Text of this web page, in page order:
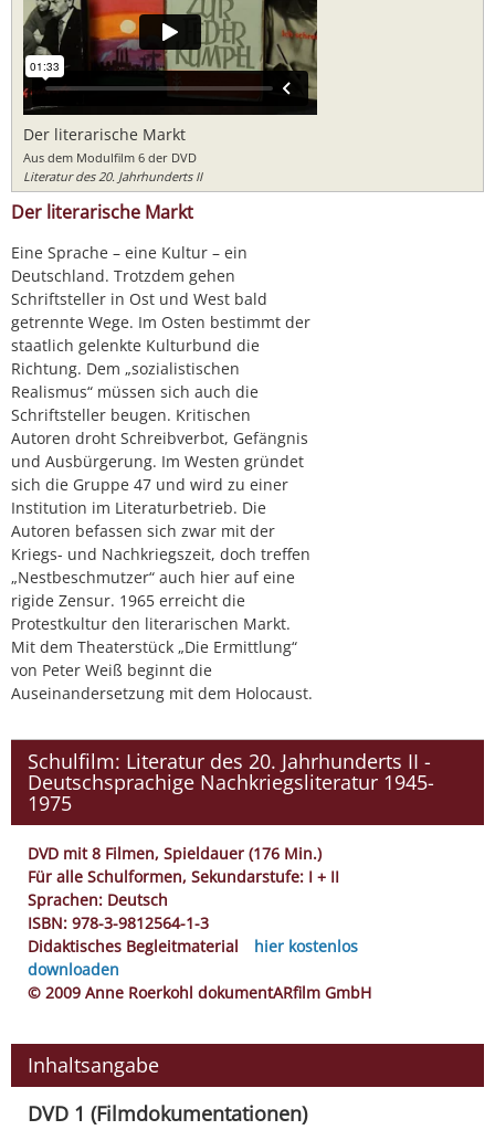
Der literarische Markt
Aus dem Modulfilm 6 der DVD
Literatur des 20. Jahrhunderts II
Der literarische Markt
Eine Sprache – eine Kultur – ein
Deutschland. Trotzdem gehen
Schriftsteller in Ost und West bald
getrennte Wege. Im Osten bestimmt der
staatlich gelenkte Kulturbund die
Richtung. Dem „sozialistischen
Realismus“ müssen sich auch die
Schriftsteller beugen. Kritischen
Autoren droht Schreibverbot, Gefängnis
und Ausbürgerung. Im Westen gründet
sich die Gruppe 47 und wird zu einer
Institution im Literaturbetrieb. Die
Autoren befassen sich zwar mit der
Kriegs- und Nachkriegszeit, doch treffen
„Nestbeschmutzer“ auch hier auf eine
rigide Zensur. 1965 erreicht die
Protestkultur den literarischen Markt.
Mit dem Theaterstück „Die Ermittlung“
von Peter Weiß beginnt die
Auseinandersetzung mit dem Holocaust.
Schulfilm: Literatur des 20. Jahrhunderts II -
Deutschsprachige Nachkriegsliteratur 1945-
1975
DVD mit 8 Filmen, Spieldauer (176 Min.)
Für alle Schulformen, Sekundarstufe: I + II
Sprachen: Deutsch
ISBN: 978-3-9812564-1-3
Didaktisches Begleitmaterial
hier kostenlos
downloaden
© 2009 Anne Roerkohl dokumentARfilm GmbH
Inhaltsangabe
DVD 1 (Filmdokumentationen)